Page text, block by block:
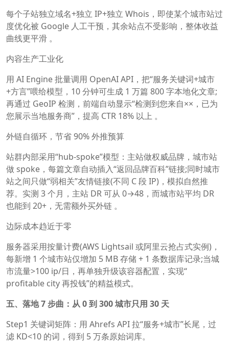
每个子站独立域名+独立 IP+独立 Whois，即使某个城市站过
度优化被 Google 人工干预，其余站点不受影响，整体收益
曲线更平滑 。
内容生产工业化
用 AI Engine 批量调用 OpenAI API，把“服务关键词+城市
+方言”喂给模型，10 分钟可生成 1 万篇 800 字本地化文章;
再通过 GeoIP 检测，前端自动显示“检测到您来自××，已为
您展示当地服务商”，提高 CTR 18% 以上 。
外链自循环，节省 90% 外推预算
站群内部采用“hub-spoke”模型：主站做权威品牌，城市站
做 spoke，每篇文章自动插入“返回品牌百科”链接;同时城市
站之间只做“弱相关”友情链接(不同 C 段 IP)，模拟自然推
荐。实测 3 个月，主站 DR 可从 0→48，而城市站平均 DR
也能到 20+，无需额外买外链 。
边际成本趋近于零
服务器采用按量计费(AWS Lightsail 或阿里云抢占式实例)，
每新增 1 个城市站仅增加 5 MB 存储 + 1 条数据库记录;当城
市流量>100 ip/日，再单独升级该容器配置，实现“
profitable city 再投钱”的精益模式。
五、落地 7 步曲：从 0 到 300 城市只用 30 天
Step1 关键词矩阵：用 Ahrefs API 拉“服务+城市”长尾，过
滤 KD<10 的词，得到 5 万条原始词库。